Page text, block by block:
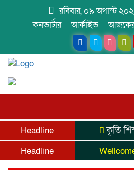
রবিবার, ০৯ অগাস্ট
কনভার্টার
আর্কাইভ আজকের
Headline
কৃতি
Headline